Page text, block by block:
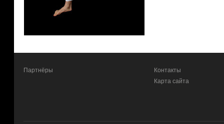
Партнёры
Контакты
Карта сайта